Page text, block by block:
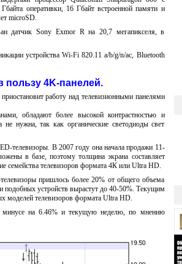
оперативки, 16 Гбайт встроенной памяти и
microSD.
датчик Sony Exmor R на 20,7 мегапикселя, в
устройства Wi-Fi 820.11 a/b/g/n/ac, Bluetooth
пользу 4K-панелей.
работу над телевизионными панелями
обладают более высокой контрастностью и
нужна, так как органические светодиоды свет
телевизоры. В 2007 году она начала продажи 11-
в базе, поэтому толщина экрана составляет
семейства телевизоров формата 4К или Ultra HD.
пришлось более 20% от общего объема
подобных устройств вырастут до 40-50%. Текущим
моделей телевизоров формата Ultra HD.
минусе на 6.46% и текущую неделю, по мнению